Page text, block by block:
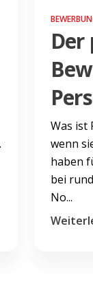
Was ist
wenn
haben
bei
No...